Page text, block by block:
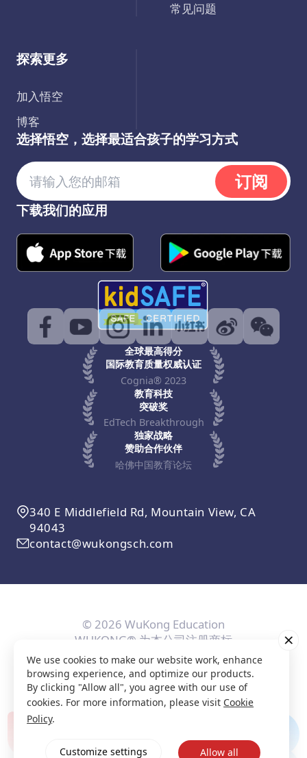
常见问题
探索更多
加入悟空
博客
选择悟空，选择最适合孩子的学习方式
订阅
下载我们的应用
全球最高得分
国际教育质量权威认证
Cognia® 2023
教育科技
突破奖
EdTech Breakthrough
独家战略
赞助合作伙伴
哈佛中国教育论坛
340 E Middlefield Rd, Mountain View, CA
94043
contact@wukongsch.com
© 2026 WuKong Education
WUKONG® 为本公司注册商标
用户协议隐私条款Cookie政策隐私设置
We use cookies to make our website work, enhance
browsing experience, and optimize our products.
By clicking "Allow all", you agree with our use of
cookies. For more information, please visit Cookie
Policy.
Customize settings Allow all